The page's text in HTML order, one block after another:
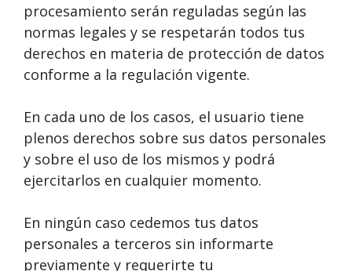
procesamiento serán reguladas según las
normas legales y se respetarán todos tus
derechos en materia de protección de datos
conforme a la regulación vigente.
En cada uno de los casos, el usuario tiene
plenos derechos sobre sus datos personales
y sobre el uso de los mismos y podrá
ejercitarlos en cualquier momento.
En ningún caso cedemos tus datos
personales a terceros sin informarte
previamente y requerirte tu